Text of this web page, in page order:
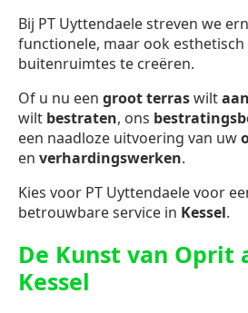
Bij PT Uyttendaele streven we
functionele, maar ook
buitenruimtes te creëren.
Of u nu een groot terraswilt
wilt bestraten, ons
een naadloze uitvoering van uw
en verhardingswerken.
Kies voor PT Uyttendaele voor
betrouwbare service in Kessel.
De Kunst van Oprit
Kessel